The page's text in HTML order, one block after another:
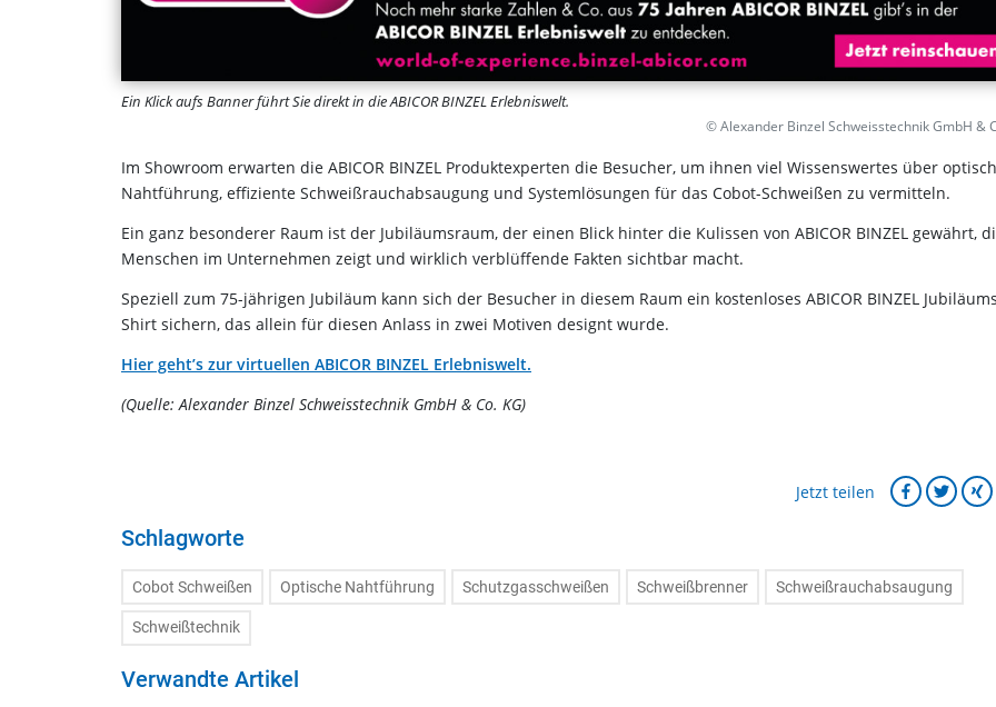
Ein Klick aufs Banner führt Sie direkt in die ABICOR BINZEL Erlebniswelt.
© Alexander Binzel Schweisstechnik GmbH &
Im Showroom erwarten die ABICOR BINZEL Produktexperten die Besucher, um ihnen viel Wissenswertes über
Nahtführung, effiziente Schweißrauchabsaugung und Systemlösungen für das Cobot-Schweißen zu vermitteln.
Ein ganz besonderer Raum ist der Jubiläumsraum, der einen Blick hinter die Kulissen von ABICOR BINZEL gewährt,
Menschen im Unternehmen zeigt und wirklich verblüffende Fakten sichtbar macht.
Speziell zum 75-jährigen Jubiläum kann sich der Besucher in diesem Raum ein kostenloses ABICOR BINZEL
Shirt sichern, das allein für diesen Anlass in zwei Motiven designt wurde.
Hier geht’s zur virtuellen ABICOR BINZEL Erlebniswelt.
(Quelle: Alexander Binzel Schweisstechnik GmbH & Co. KG)
Jetzt teilen
Schlagworte
Cobot Schweißen Optische Nahtführung Schutzgasschweißen Schweißbrenner Schweißrauchabsaugung
Schweißtechnik
Verwandte Artikel